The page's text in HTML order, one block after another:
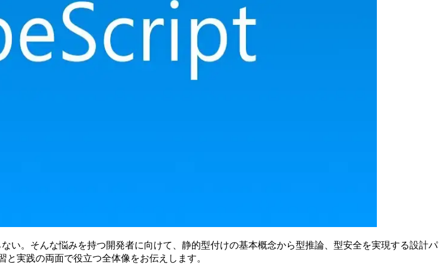
。そんな悩みを持つ開発者に向けて、静的型付けの基本概念から型推論、型安全を実現する設計パ
実践の両面で役立つ全体像をお伝えします。